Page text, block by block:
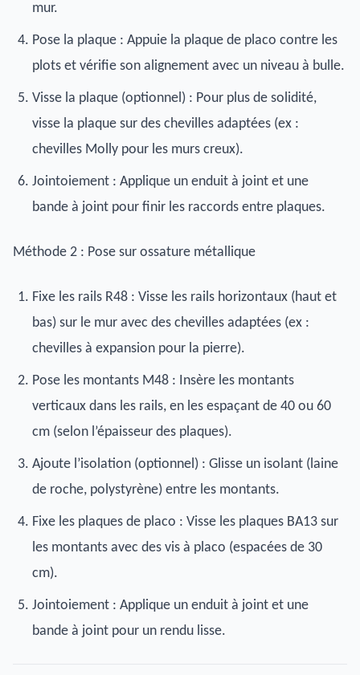
mur.
Pose la plaque : Appuie la plaque de placo contre les
plots et vérifie son alignement avec un niveau à bulle.
Visse la plaque (optionnel) : Pour plus de solidité,
visse la plaque sur des chevilles adaptées (ex :
chevilles Molly pour les murs creux).
Jointoiement : Applique un enduit à joint et une
bande à joint pour finir les raccords entre plaques.
Méthode 2 : Pose sur ossature métallique
Fixe les rails R48 : Visse les rails horizontaux (haut et
bas) sur le mur avec des chevilles adaptées (ex :
chevilles à expansion pour la pierre).
Pose les montants M48 : Insère les montants
verticaux dans les rails, en les espaçant de 40 ou 60
cm (selon l’épaisseur des plaques).
Ajoute l’isolation (optionnel) : Glisse un isolant (laine
de roche, polystyrène) entre les montants.
Fixe les plaques de placo : Visse les plaques BA13 sur
les montants avec des vis à placo (espacées de 30
cm).
Jointoiement : Applique un enduit à joint et une
bande à joint pour un rendu lisse.